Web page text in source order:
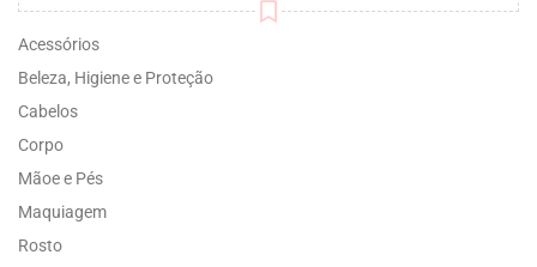
Acessórios
Beleza, Higiene e Proteção
Cabelos
Corpo
Mãoe e Pés
Maquiagem
Rosto